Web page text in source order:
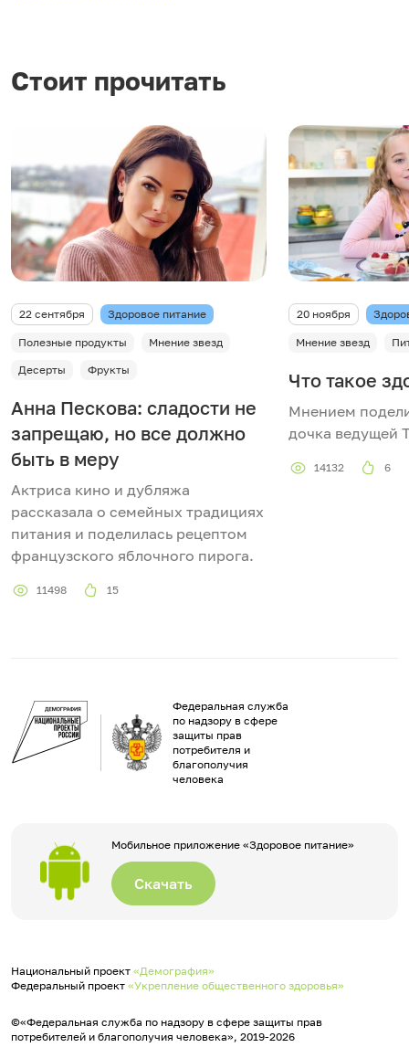
Стоит прочитать
22 сентября Здоровое питание
Полезные продукты
Мнение звезд
Десерты
Фрукты
Анна Пескова: сладости не
запрещаю, но все должно
быть в меру
Актриса кино и дубляжа
рассказала о семейных традициях
питания и поделилась рецептом
французского яблочного пирога.
11498 15
20 ноября
Мнение звезд
Что такое
Мнением
дочка ведущей
14132 6
Федеральная служба
по надзору в сфере
защиты прав
потребителя и
благополучия
человека
Мобильное приложение «Здоровое питание»
Скачать
Национальный проект «Демография»
Федеральный проект «Укрепление общественного здоровья»
©«Федеральная служба по надзору в сфере защиты прав
потребителей и благополучия человека», 2019-2026